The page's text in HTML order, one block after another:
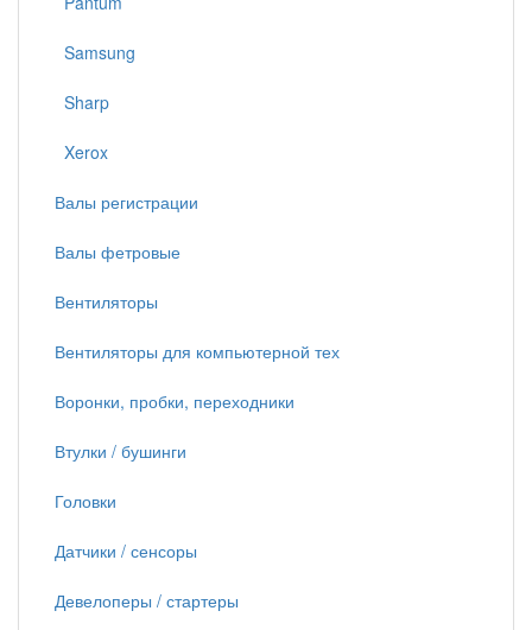
Samsung
Sharp
Xerox
Валы регистрации
Валы фетровые
Вентиляторы
Вентиляторы для компьютерной тех
Воронки, пробки, переходники
Втулки / бушинги
Головки
Датчики / сенсоры
Девелоперы / стартеры